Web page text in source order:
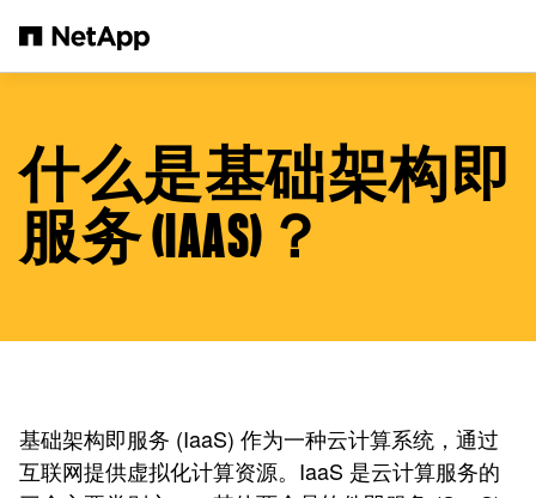
什么是基础架构即
服务 (IAAS)？
基础架构即服务 (IaaS) 作为一种云计算系统，通过
互联网提供虚拟化计算资源。IaaS 是云计算服务的